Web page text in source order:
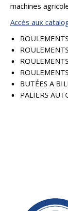
machines
Accès aux
BUTÉES A
PALIERS